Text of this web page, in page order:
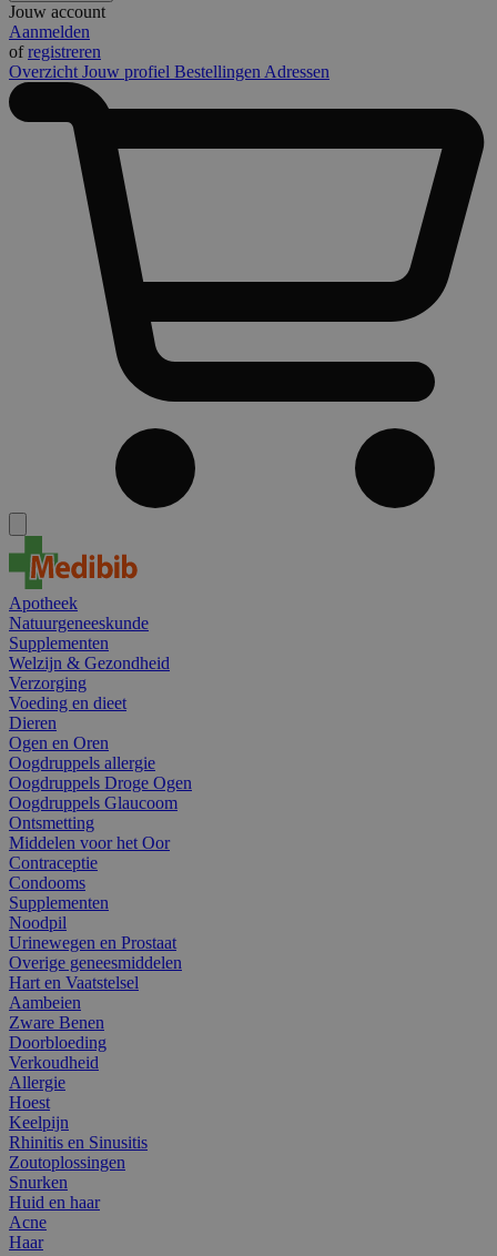
Jouw account
Aanmelden
ofregistreren
Overzicht Jouw profiel Bestellingen Adressen
Apotheek
Natuurgeneeskunde
Supplementen
Welzijn & Gezondheid
Verzorging
Voeding en dieet
Dieren
Ogen en Oren
Oogdruppels allergie
Oogdruppels Droge Ogen
Oogdruppels Glaucoom
Ontsmetting
Middelen voor het Oor
Contraceptie
Condooms
Supplementen
Noodpil
Urinewegen en Prostaat
Overige geneesmiddelen
Hart en Vaatstelsel
Aambeien
Zware Benen
Doorbloeding
Verkoudheid
Allergie
Hoest
Keelpijn
Rhinitis en Sinusitis
Zoutoplossingen
Snurken
Huid en haar
Acne
Haar